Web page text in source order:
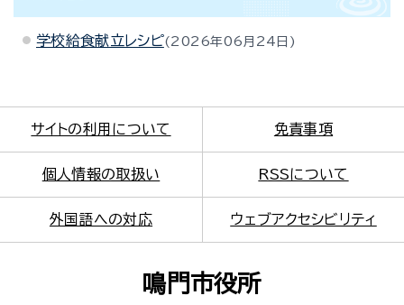
学校給食献立レシピ 2026年06月24日
サイトの利用について 免責事項
個人情報の取扱い RSSについて
外国語への対応 ウェブアクセシビリティ
鳴門市役所